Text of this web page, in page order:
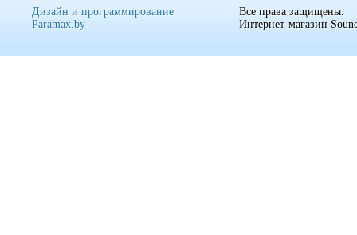
Дизайн и программирование
Paramax.by
Все права защищены.
Интернет-магазин